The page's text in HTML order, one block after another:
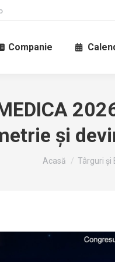
Companie
și
Sunteți aici:
Acasă Târguri și